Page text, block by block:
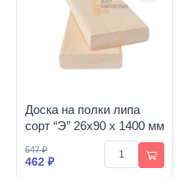
Доска на полки липа
сорт “Э” 26х90 х 1400 мм
547 ₽
462 ₽